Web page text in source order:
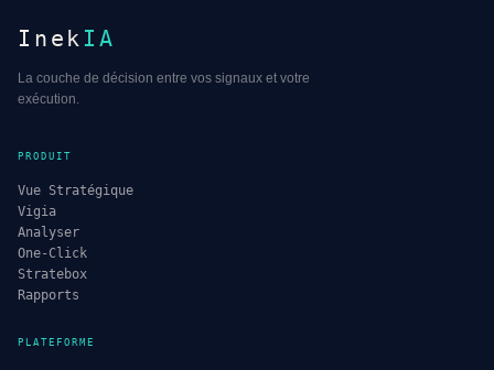
Inek IA
La couche de décision entre vos signaux et votre
exécution.
PRODUIT
Vue Stratégique
Vigia
Analyser
One-Click
Stratebox
Rapports
PLATEFORME